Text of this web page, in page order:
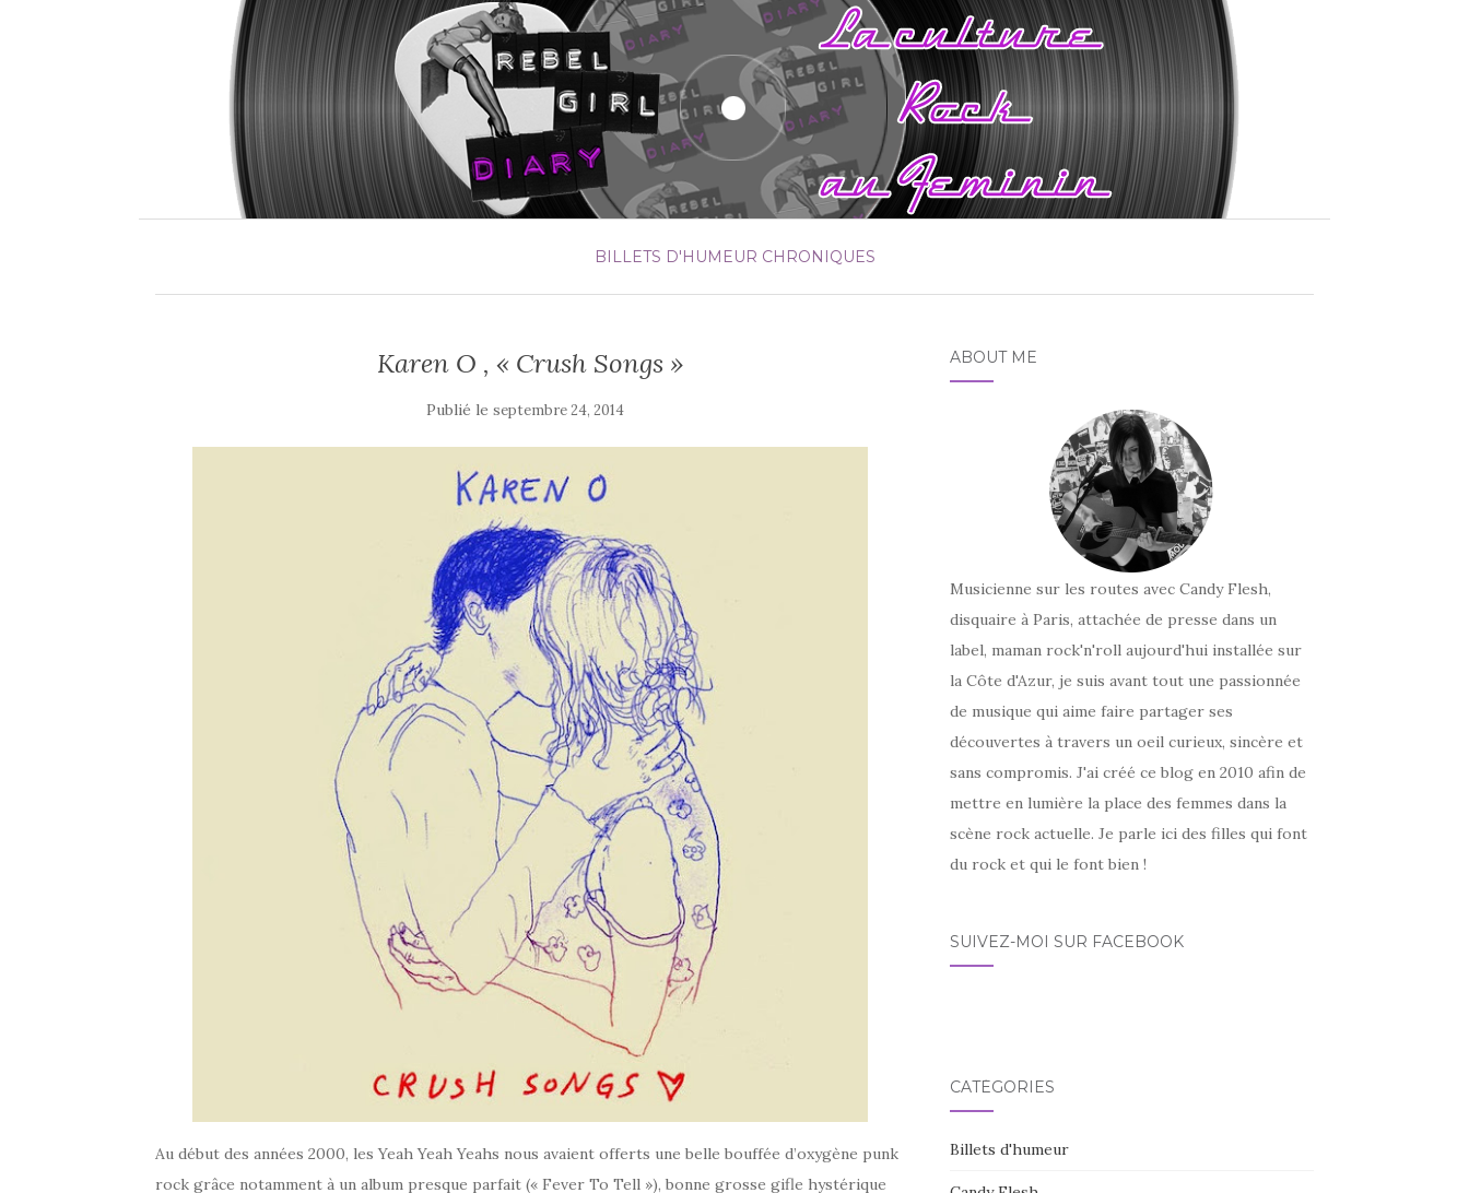
BILLETS D'HUMEUR CHRONIQUES
Karen O , « Crush Songs »
Publié le septembre 24, 2014
Au début des années 2000, les Yeah Yeah Yeahs nous avaient offerts une belle bouffée d’oxygène punk
rock grâce notamment à un album presque parfait (« Fever To Tell »), bonne grosse gifle hystérique
ABOUT ME
Musicienne sur les routes avec Candy Flesh,
disquaire à Paris, attachée de presse dans un
label, maman rock'n'roll aujourd'hui installée sur
la Côte d'Azur, je suis avant tout une passionnée
de musique qui aime faire partager ses
découvertes à travers un oeil curieux, sincère et
sans compromis. J'ai créé ce blog en 2010 afin de
mettre en lumière la place des femmes dans la
scène rock actuelle. Je parle ici des filles qui font
du rock et qui le font bien !
SUIVEZ-MOI SUR FACEBOOK
CATÉGORIES
Billets d'humeur